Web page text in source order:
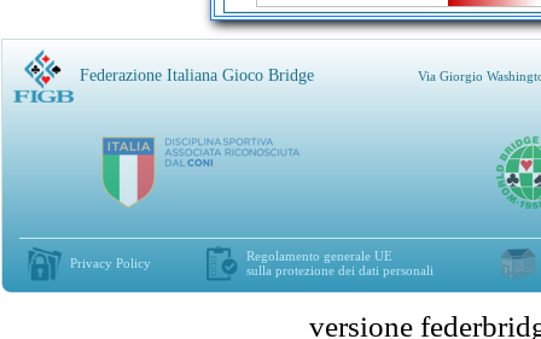
Federazione Italiana Gioco Bridge Via Giorgio
Privacy Policy
Regolamento generale UE
sulla protezione dei dati personali
versione